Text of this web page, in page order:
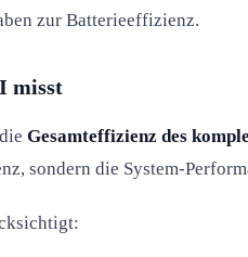
zur Batterieeffizienz.
misst
Gesamteffizienz des
sondern die System-